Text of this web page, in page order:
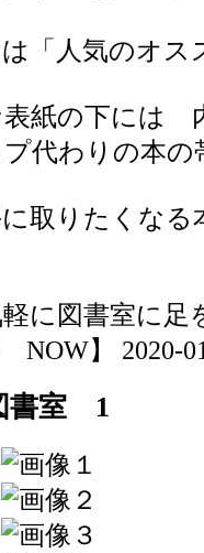
「人気のオ
表紙の下には
代わりの本の
取りたくな
に図書室に
NOW】 2020-
書室 1